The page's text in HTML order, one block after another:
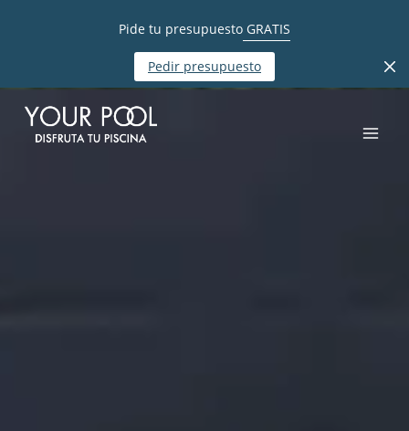
Pide tu presupuesto GRATIS
Pedir presupuesto